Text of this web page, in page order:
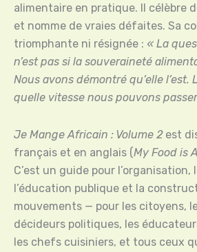
alimentaire en pratique. Il célèbre
et nomme de vraies défaites. Sa
triomphante ni résignée : « La
n’est pas si la souveraineté
Nous avons démontré qu’elle l’est.
quelle vitesse nous pouvons
Je Mange Africain : Volume 2est
français et en anglais (My Food is
C’est un guide pour l’organisation,
l’éducation publique et la
mouvements — pour les citoyens,
décideurs politiques, les
les chefs cuisiniers, et tous ceux